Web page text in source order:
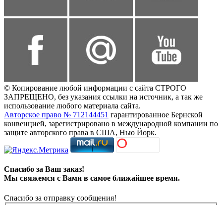
© Копирование любой информации с сайта СТРОГО
ЗАПРЕЩЕНО, без указания ссылки на источник, а так же
использование любого материала сайта.
Авторское право № 712144451 гарантированное Бернской
конвенцией, зарегистрировано в международной компании по
защите авторского права в США, Нью Йорк.
Спасибо за Ваш заказ!
Мы свяжемся с Вами в самое ближайшее время.
Спасибо за отправку сообщения!